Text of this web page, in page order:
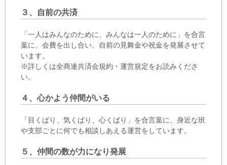
３、自前の共済
「一人はみんなのために、みんなは一人のために」を合言
葉に、会費を出し合い、自前の見舞金や祝金を発展させて
います。
※詳しくは全商連共済会規約・運営規定をお読みくださ
い。
４、心かよう仲間がいる
「目くばり、気くばり、心くばり」を合言葉に、身近な班
や支部ごとに何でも相談しあえる運営をしています。
５、仲間の数が力になり発展